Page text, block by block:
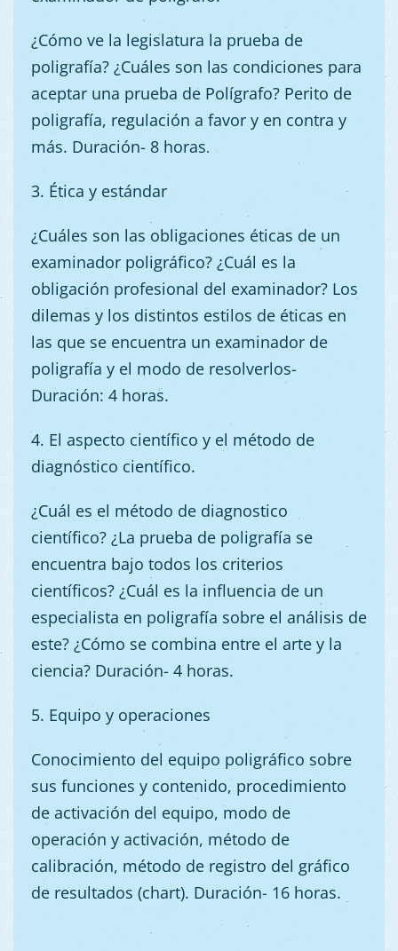
¿Cómo ve la legislatura la prueba de
poligrafía? ¿Cuáles son las condiciones para
aceptar una prueba de Polígrafo? Perito de
poligrafía, regulación a favor y en contra y
más. Duración- 8 horas.
3. Ética y estándar
¿Cuáles son las obligaciones éticas de un
examinador poligráfico? ¿Cuál es la
obligación profesional del examinador? Los
dilemas y los distintos estilos de éticas en
las que se encuentra un examinador de
poligrafía y el modo de resolverlos-
Duración: 4 horas.
4. El aspecto científico y el método de
diagnóstico científico.
¿Cuál es el método de diagnostico
científico? ¿La prueba de poligrafía se
encuentra bajo todos los criterios
científicos? ¿Cuál es la influencia de un
especialista en poligrafía sobre el análisis de
este? ¿Cómo se combina entre el arte y la
ciencia? Duración- 4 horas.
5. Equipo y operaciones
Conocimiento del equipo poligráfico sobre
sus funciones y contenido, procedimiento
de activación del equipo, modo de
operación y activación, método de
calibración, método de registro del gráfico
de resultados (chart). Duración- 16 horas.